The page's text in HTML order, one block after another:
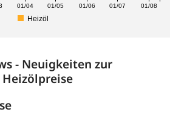
01/04 01/05 01/06 01/07 01/08
Heizöl
- Neuigkeiten zur